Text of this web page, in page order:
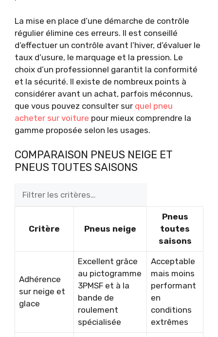
La mise en place d’une démarche de contrôle
régulier élimine ces erreurs. Il est conseillé
d’effectuer un contrôle avant l’hiver, d’évaluer le
taux d’usure, le marquage et la pression. Le
choix d’un professionnel garantit la conformité
et la sécurité. Il existe de nombreux points à
considérer avant un achat, parfois méconnus,
que vous pouvez consulter sur quel pneu
acheter sur voiture pour mieux comprendre la
gamme proposée selon les usages.
COMPARAISON PNEUS NEIGE ET
PNEUS TOUTES SAISONS
Critère Pneus neige
Pneus
toutes
saisons
Adhérence
sur neige et
glace
Excellent grâce
au pictogramme
3PMSF et à la
bande de
roulement
spécialisée
Acceptable
mais moins
performant
en
conditions
extrêmes